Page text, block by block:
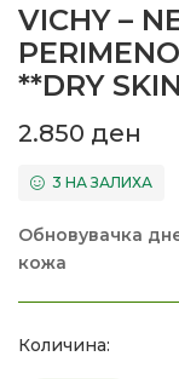
VICHY –
**DRY
2.850 ден
3 НА ЗАЛИХА
Обновувачка
кожа
Количина: